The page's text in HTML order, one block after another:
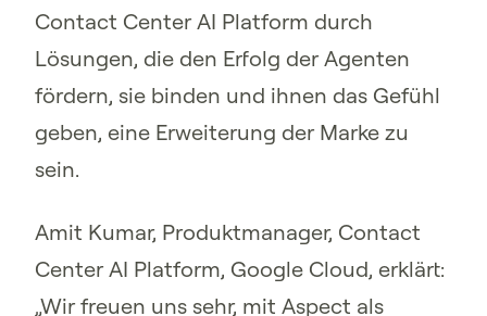
Contact Center AI Platform durch
Lösungen, die den Erfolg der Agenten
fördern, sie binden und ihnen das Gefühl
geben, eine Erweiterung der Marke zu
sein.
Amit Kumar, Produktmanager, Contact
Center AI Platform, Google Cloud, erklärt:
„Wir freuen uns sehr, mit Aspect als